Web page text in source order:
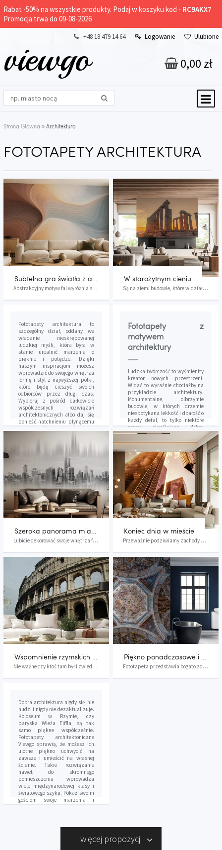
Rabat -50% na wszystkie produkty. Podaj w koszyku kod - RC9AKX7
Promocja trwa do 09-08-2026
+48 18 479 14 64 Logowanie Ulubione
viewgo 0,00 zł
Strona Główna Architektura
FOTOTAPETY ARCHITEKTURA
Subtelna gra światła z abstrakcyjnym motywem fal
Abstrakcyjny motyw fal wyróżnia się miękkimi, r...
W starożytnym cieniu
Są na ziemi budowle, które widziały wiele i wci...
Fototapety architektura to
szczególny dział, oddany we
władanie nieskrępowanej
ludzkiej myśli, która była w
stanie urealnić marzenia o
pięknie i potędze. Dzięki
naszym inspiracjom możesz
wprowadzić do swojego wnętrza
formę i styl z najwyższej półki,
które będą cieszyć swoich
odbiorców przez długi czas.
Wybieraj z pośród całkowicie
współczesnych rozwiązań
architektonicznych albo daj się
ponieść natchnieniu płynącemu
z przeszłości. Dzięki fototapecie
pomieszczenie w Twoim domu
Detale przyciągają wzrok, a
nowoczesna forma daje
całkowicie nowe spojrzenie na
kunszt projektantów budynków.
Prawdziwe perełki znajdują się
bliżej niż myślisz. Ciesz oczy
codzienną dawką dobrego
smaku.
Fototapety z
motywem
architektury
Ludzka twórczość to wyśmienity
kreator nowych przestrzeni.
Widać to wyraźnie chociażby na
przykładzie architektury.
Monumentalne, olbrzymie
budowle, w których drzemie
niespotykana lekkość i dbałość o
każdy detal, to tylko niektóre
cechy określające dobrą
architekturę. Od teraz cieszyć
się nią można również na co
dzień, za sprawą
proponowanych przez viewgo.pl
fototapet, w których to właśnie
architektura wiedzie prym.
Tradycje antyczne, czy też
bliższy nam czasowo
modernizm?
Lubicie dekorować swoje wnętrza firmowe z użyci...
Koniec dnia w mieście
Przeważnie podziwiamy zachody słońca gdzieś w p...
Wspomnienie rzymskich wakacji
Nie ważne czy ktoś tam był i zwiedził wielowiek...
Piękno ponadczasowe i uniwersalne
Fototapeta przedstawia bogato zdobione sklepien...
Dobra architektura nigdy się nie
nudzi i nigdy nie dezaktualizuje.
Koloseum w Rzymie, czy
paryska Wieża Eiffla, są tak
samo piękne współcześnie.
Fototapety architektoniczne
Viewgo sprawią, że możesz ich
ulotne piękno uchwycić na
zawsze i umieścić na własnej
ścianie. Takie rozwiązanie
nawet do skromnego
pomieszczenia wprowadza
wiele międzynarodowej klasy i
światowego szyku. Pokaż swoim
gościom swoje marzenia i
i niskim nakładem pracy. Po
prostu – zamień swoją
codzienność w coświęcej propozycji